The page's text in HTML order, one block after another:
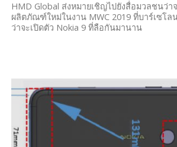
HMD Global ส่งหมายเชิญไปยังสื่อมวลชนว่า
ผลิตภัณฑ์ใหม่ในงาน MWC 2019 ที่บาร์เซโล
ว่าจะเปิดตัว Nokia 9 ที่ลือกันมานาน